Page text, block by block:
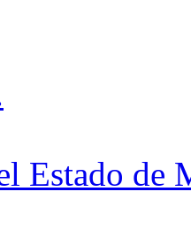
Estado de